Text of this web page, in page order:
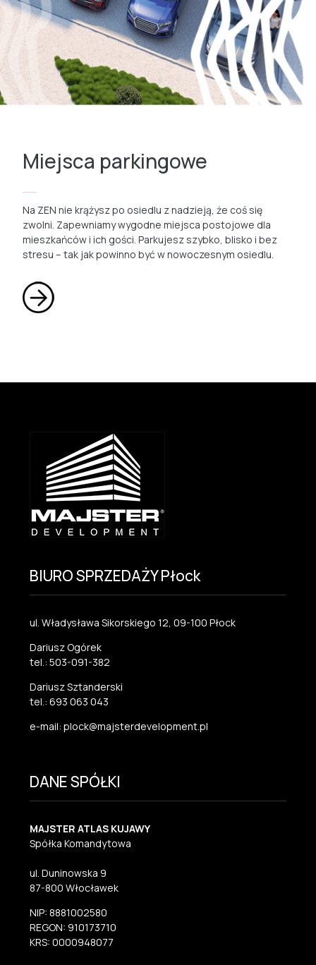
Miejsca parkingowe
Na ZEN nie krążysz po osiedlu z nadzieją, że coś się
zwolni. Zapewniamy wygodne miejsca postojowe dla
mieszkańców i ich gości. Parkujesz szybko, blisko i bez
stresu – tak jak powinno być w nowoczesnym osiedlu.
BIURO SPRZEDAŻY Płock
ul. Władysława Sikorskiego 12, 09-100 Płock
Dariusz Ogórek
tel.: 503-091-382
Dariusz Sztanderski
tel.: 693 063 043
e-mail: plock@majsterdevelopment.pl
DANE SPÓŁKI
MAJSTER ATLAS KUJAWY
Spółka Komandytowa
ul. Duninowska 9
87-800 Włocławek
NIP: 8881002580
REGON: 910173710
KRS: 0000948077